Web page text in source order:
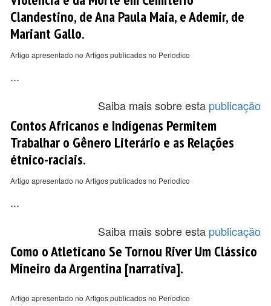
Clandestino, de Ana Paula Maia, e Ademir, de
Mariant Gallo.
Artigo apresentado no Artigos publicados no Periodico
...
Saiba mais sobre esta publicação
Contos Africanos e Indígenas Permitem
Trabalhar o Gênero Literário e as Relações
étnico-raciais.
Artigo apresentado no Artigos publicados no Periodico
...
Saiba mais sobre esta publicação
Como o Atleticano Se Tornou River Um Clássico
Mineiro da Argentina [narrativa].
Artigo apresentado no Artigos publicados no Periodico